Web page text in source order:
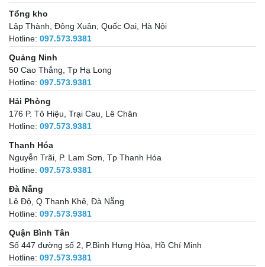
Tổng kho
Lập Thành, Đông Xuân, Quốc Oai, Hà Nội
Hotline: 097.573.9381
Quảng Ninh
50 Cao Thắng, Tp Hạ Long
Hotline: 097.573.9381
Hải Phòng
176 P. Tô Hiệu, Trại Cau, Lê Chân
Hotline: 097.573.9381
Thanh Hóa
Nguyễn Trãi, P. Lam Sơn, Tp Thanh Hóa
Hotline: 097.573.9381
Đà Nẵng
Lê Độ, Q Thanh Khê, Đà Nẵng
Hotline: 097.573.9381
Quận Bình Tân
Số 447 đường số 2, P.Bình Hưng Hòa, Hồ Chí Minh
Hotline: 097.573.9381